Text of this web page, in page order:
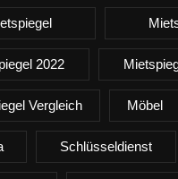
2022
Vergleich Möbel
Schlüsseldienst